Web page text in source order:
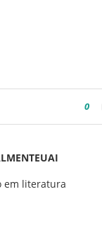
0
em literatura